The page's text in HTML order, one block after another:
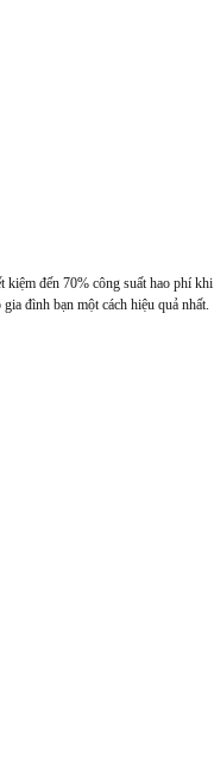
đến 70% công suất hao phí
đình bạn một cách hiệu quả nhất.